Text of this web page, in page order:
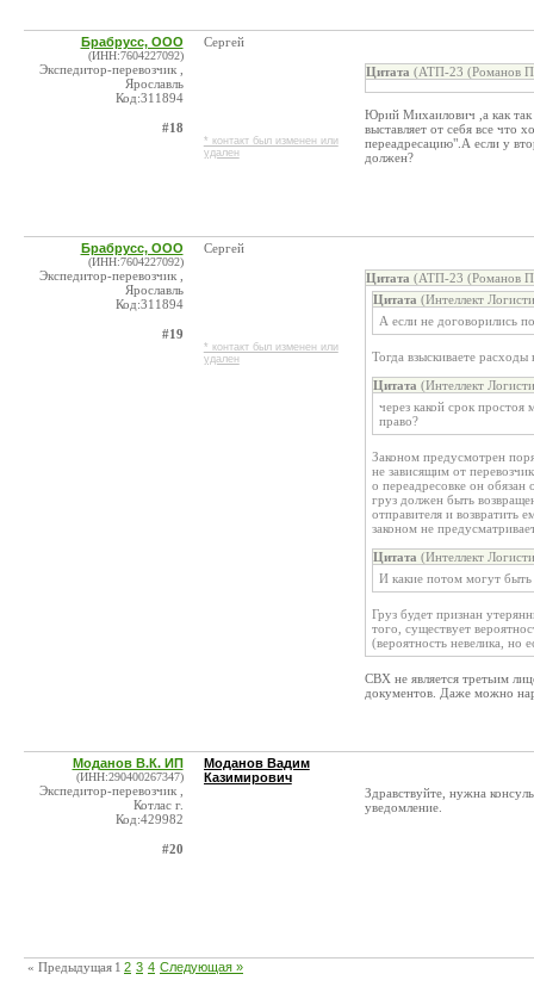
Брабрусс, ООО
(ИНН:7604227092)
Экспедитор-перевозчик ,
Ярославль
Код:311894
#18
Сергей
* контакт был изменен или
удален
Цитата (АТП-23 (Романов
Юрий Михаилович ,а как так
выставляет от себя все что
переадресацию".А если у
должен?
Брабрусс, ООО
(ИНН:7604227092)
Экспедитор-перевозчик ,
Ярославль
Код:311894
#19
Сергей
* контакт был изменен или
удален
Цитата (АТП-23 (Романов
Цитата (Интеллект
А если не договорились
Тогда взыскиваете
Цитата (Интеллект
через какой срок
право?
Законом предусмотрен
не зависящим от
о переадресовке он
груз должен быть
отправителя и возвратить
законом не
Цитата (Интеллект
И какие потом могут
Груз будет признан
того, существует
(вероятность невелика, но
СВХ не является третьим
документов. Даже можно
Моданов В.К. ИП
(ИНН:290400267347)
Экспедитор-перевозчик ,
Котлас г.
Код:429982
#20
Моданов Вадим
Казимирович
Здравствуйте, нужна
уведомление.
« Предыдущая 1 2 3 4 Следующая »